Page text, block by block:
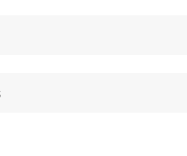
digitale